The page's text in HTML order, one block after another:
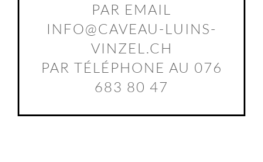
PAR EMAIL
INFO@CAVEAU-LUINS-
VINZEL.CH
PAR TÉLÉPHONE AU 076
683 80 47